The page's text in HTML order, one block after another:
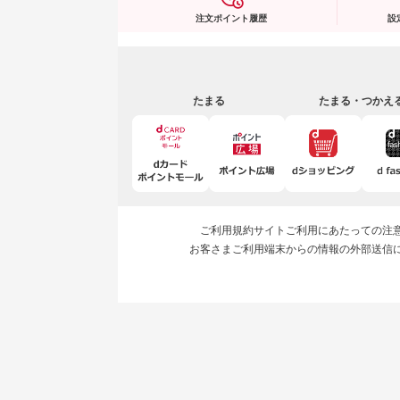
注文ポイント履歴 設
たまる たまる・つかえ
ご利用規約サイトご利用にあたっての注
お客さまご利用端末からの情報の外部送信